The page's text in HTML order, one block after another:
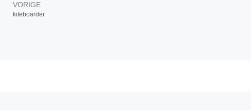
VORIGE
kiteboarder